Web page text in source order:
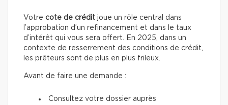
Votre cote de crédit joue un rôle central dans
l’approbation d’un refinancement et dans le taux
d’intérêt qui vous sera offert. En 2025, dans un
contexte de resserrement des conditions de crédit,
les prêteurs sont de plus en plus frileux.
Avant de faire une demande :
Consultez votre dossier auprès